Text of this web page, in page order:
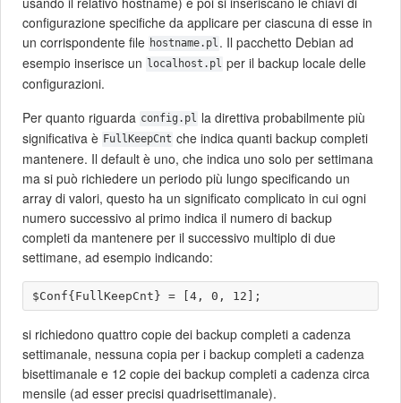
configurazione specifiche da applicare per ciascuna di esse in
un corrispondente file hostname.pl . Il pacchetto Debian ad
esempio inserisce un localhost.pl per il backup locale delle
configurazioni.
Per quanto riguarda config.pl la direttiva probabilmente più
significativa è FullKeepCnt che indica quanti backup completi
mantenere. Il default è uno, che indica uno solo per settimana
ma si può richiedere un periodo più lungo specificando un
array di valori, questo ha un significato complicato in cui ogni
numero successivo al primo indica il numero di backup
completi da mantenere per il successivo multiplo di due
settimane, ad esempio indicando:
si richiedono quattro copie dei backup completi a cadenza
settimanale, nessuna copia per i backup completi a cadenza
bisettimanale e 12 copie dei backup completi a cadenza circa
mensile (ad esser precisi quadrisettimanale).